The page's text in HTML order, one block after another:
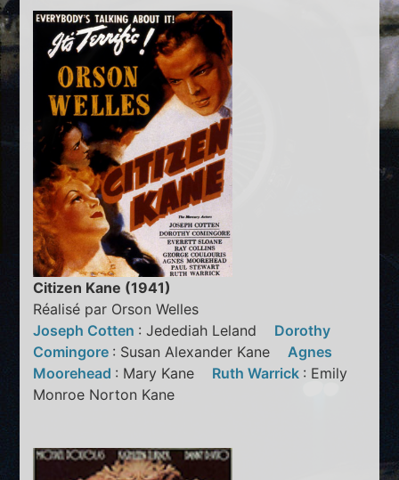
Citizen Kane (1941)
Réalisé par Orson Welles
Joseph Cotten : Jedediah Leland Dorothy
Comingore : Susan Alexander Kane Agnes
Moorehead : Mary Kane Ruth Warrick : Emily
Monroe Norton Kane